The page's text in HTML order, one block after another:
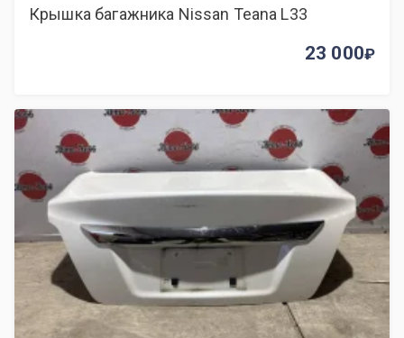
Крышка багажника Nissan Teana L33
23 000